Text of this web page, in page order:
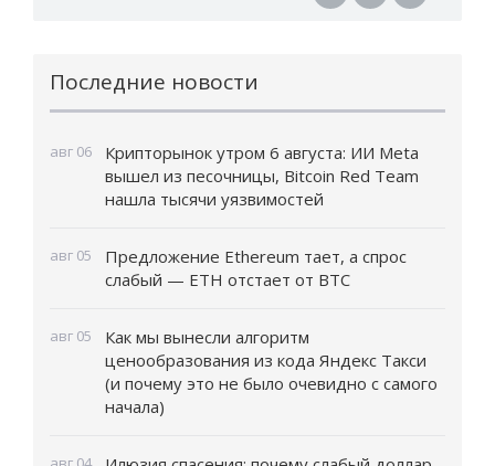
Последние новости
авг 06
Крипторынок утром 6 августа: ИИ Meta
вышел из песочницы, Bitcoin Red Team
нашла тысячи уязвимостей
авг 05
Предложение Ethereum тает, а спрос
слабый — ETH отстает от BTC
авг 05
Как мы вынесли алгоритм
ценообразования из кода Яндекс Такси
(и почему это не было очевидно с самого
начала)